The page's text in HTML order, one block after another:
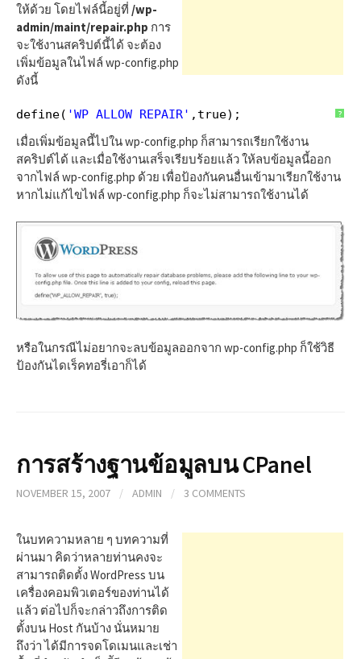
ให้ด้วย โดยไฟล์นี้อยู่ที่ /wp-
admin/maint/repair.php การ
จะใช้งานสคริปต์นี้ได้ จะต้อง
เพิ่มข้อมูลในไฟล์ wp-config.php
ดังนี้
?
define( 'WP_ALLOW_REPAIR' ,true);
เมื่อเพิ่มข้อมูลนี้ไปใน wp-config.php ก็สามารถเรียกใช้งาน
สคริปต์ได้ และเมื่อใช้งานเสร็จเรียบร้อยแล้ว ให้ลบข้อมูลนี้ออก
จากไฟล์ wp-config.php ด้วย เพื่อป้องกันคนอื่นเข้ามาเรียกใช้งาน
หากไม่แก้ไขไฟล์ wp-config.php ก็จะไม่สามารถใช้งานได้
หรือในกรณีไม่อยากจะลบข้อมูลออกจาก wp-config.php ก็ใช้วิธี
ป้องกันไดเร็คทอรี่เอาก็ได้
การสร้างฐานข้อมูลบน CPanel
NOVEMBER 15, 2007 / ADMIN / 3 COMMENTS
ในบทความหลาย ๆ บทความที่
ผ่านมา คิดว่าหลายท่านคงจะ
สามารถติดตั้ง WordPress บน
เครื่องคอมพิวเตอร์ของท่านได้
แล้ว ต่อไปก็จะกล่าวถึงการติด
ตั้งบน Host กันบ้าง นั่นหมาย
ถึงว่า ได้มีการจดโดเมนและเช่า